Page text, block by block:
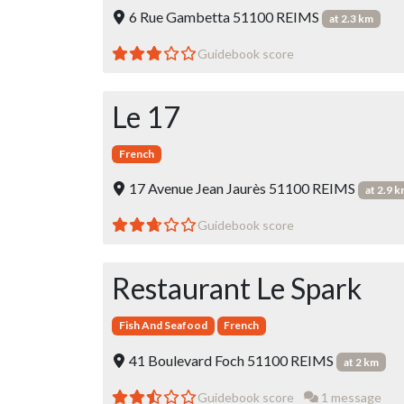
6 Rue Gambetta 51100 REIMS at 2.3 km
Guidebook score
Le 17
French
17 Avenue Jean Jaurès 51100 REIMS at 2.9
Guidebook score
Restaurant Le Spark
Fish And Seafood French
41 Boulevard Foch 51100 REIMS at 2 km
Guidebook score 1 message